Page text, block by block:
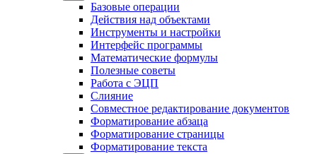
Базовые операции
Действия над объектами
Инструменты и настройки
Интерфейс программы
Математические формулы
Полезные советы
Работа с ЭЦП
Слияние
Совместное редактирование документов
Форматирование абзаца
Форматирование страницы
Форматирование текста